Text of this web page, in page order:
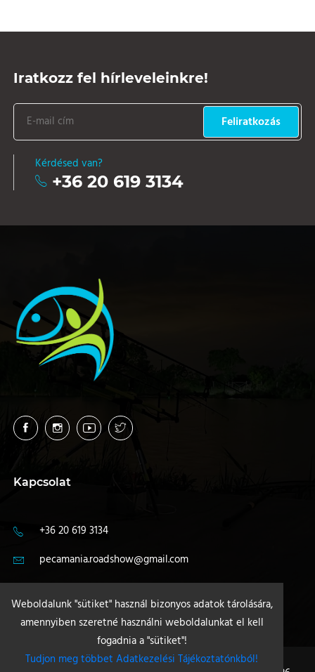
Iratkozz fel hírleveleinkre!
Feliratkozás
Kérdésed van?
+36 20 619 3134
Kapcsolat
+36 20 619 3134
pecamania.roadshow@gmail.com
4400 Nyíregyháza
Weboldalunk "sütiket" használ bizonyos adatok tárolására,
amennyiben szeretné használni weboldalunkat el kell
fogadnia a "sütiket"!
Tudjon meg többet Adatkezelési Tájékoztatónkból!